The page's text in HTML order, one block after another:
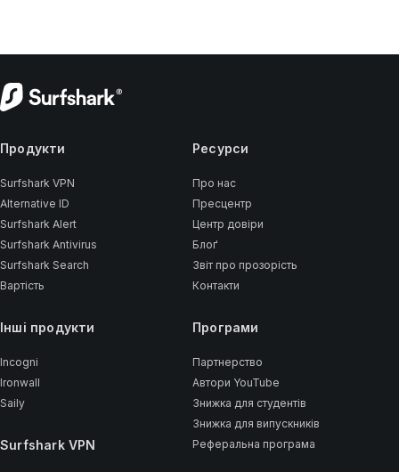
Продукти
Surfshark VPN
Alternative ID
Surfshark Alert
Surfshark Antivirus
Surfshark Search
Вартість
Інші продукти
Incogni
Ironwall
Saily
Surfshark VPN
Ресурси
Про нас
Пресцентр
Центр довіри
Блоґ
Звіт про прозорість
Контакти
Програми
Партнерство
Автори YouTube
Знижка для студентів
Знижка для випускників
Реферальна програма